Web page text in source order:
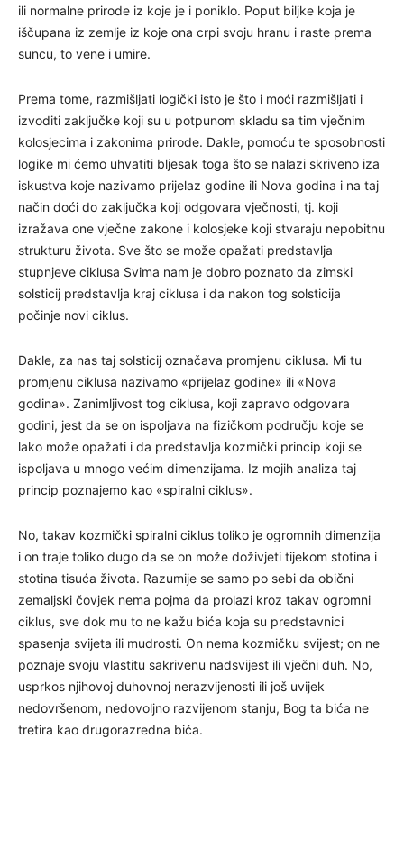
ili normalne prirode iz koje je i poniklo. Poput biljke koja je
iščupana iz zemlje iz koje ona crpi svoju hranu i raste prema
suncu, to vene i umire.
Prema tome, razmišljati logički isto je što i moći razmišljati i
izvoditi zaključke koji su u potpunom skladu sa tim vječnim
kolosjecima i zakonima prirode. Dakle, pomoću te sposobnosti
logike mi ćemo uhvatiti bljesak toga što se nalazi skriveno iza
iskustva koje nazivamo prijelaz godine ili Nova godina i na taj
način doći do zaključka koji odgovara vječnosti, tj. koji
izražava one vječne zakone i kolosjeke koji stvaraju nepobitnu
strukturu života. Sve što se može opažati predstavlja
stupnjeve ciklusa Svima nam je dobro poznato da zimski
solsticij predstavlja kraj ciklusa i da nakon tog solsticija
počinje novi ciklus.
Dakle, za nas taj solsticij označava promjenu ciklusa. Mi tu
promjenu ciklusa nazivamo «prijelaz godine» ili «Nova
godina». Zanimljivost tog ciklusa, koji zapravo odgovara
godini, jest da se on ispoljava na fizičkom području koje se
lako može opažati i da predstavlja kozmički princip koji se
ispoljava u mnogo većim dimenzijama. Iz mojih analiza taj
princip poznajemo kao «spiralni ciklus».
No, takav kozmički spiralni ciklus toliko je ogromnih dimenzija
i on traje toliko dugo da se on može doživjeti tijekom stotina i
stotina tisuća života. Razumije se samo po sebi da obični
zemaljski čovjek nema pojma da prolazi kroz takav ogromni
ciklus, sve dok mu to ne kažu bića koja su predstavnici
spasenja svijeta ili mudrosti. On nema kozmičku svijest; on ne
poznaje svoju vlastitu sakrivenu nadsvijest ili vječni duh. No,
usprkos njihovoj duhovnoj nerazvijenosti ili još uvijek
nedovršenom, nedovoljno razvijenom stanju, Bog ta bića ne
tretira kao drugorazredna bića.